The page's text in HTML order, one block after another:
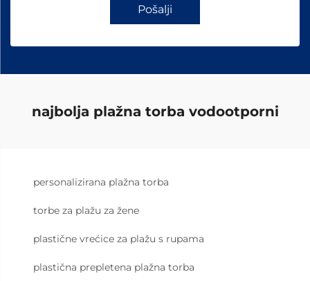
Pošalji
najbolja plažna torba vodootporni
personalizirana plažna torba
torbe za plažu za žene
plastične vrećice za plažu s rupama
plastična prepletena plažna torba